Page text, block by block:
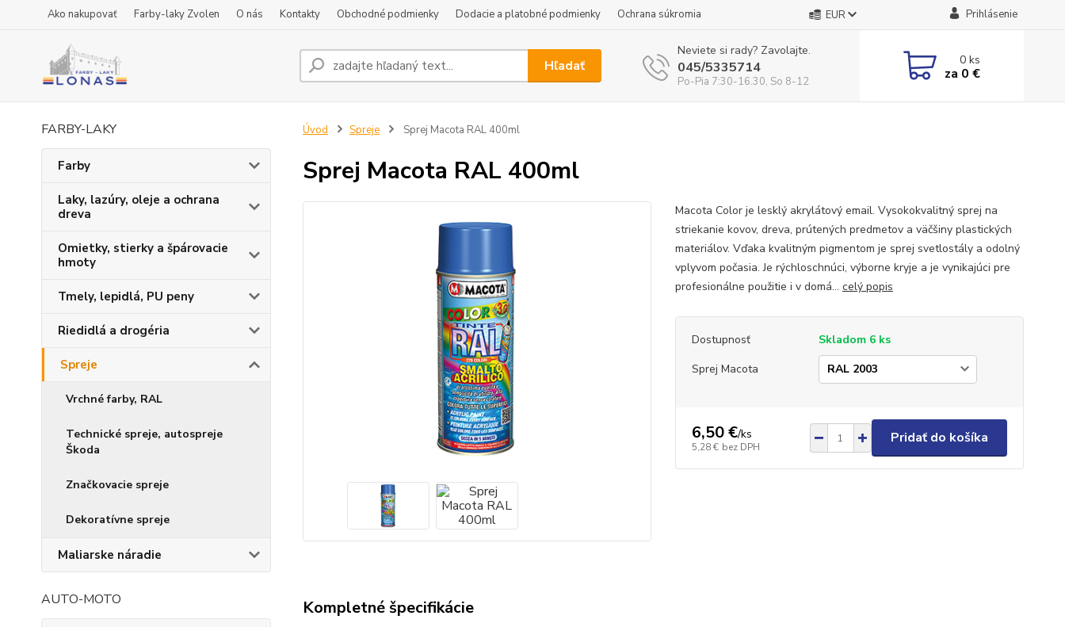
Ako nakupovať Farby-laky Zvolen O nás Kontakty Obchodné podmienky Dodacie a platobné podmienky Ochrana súkromia EUR Prihlásenie
Hľadať
Neviete si rady? Zavolajte.
045/5335714
Po-Pia 7:30-16.30, So 8-12
0ks
za 0 €
FARBY-LAKY
Farby
Laky, lazúry, oleje a ochrana
dreva
Omietky, stierky a špárovacie
hmoty
Tmely, lepidlá, PU peny
Riedidlá a drogéria
Spreje
Vrchné farby, RAL
Technické spreje, autospreje
Škoda
Značkovacie spreje
Dekoratívne spreje
Maliarske náradie
AUTO-MOTO
Úvod Spreje Sprej Macota RAL 400ml
Sprej Macota RAL 400ml
Macota Color je lesklý akrylátový email. Vysokokvalitný sprej na
striekanie kovov, dreva, prútených predmetov a väčšiny plastických
materiálov. Vďaka kvalitným pigmentom je sprej svetlostály a odolný
vplyvom počasia. Je rýchloschnúci, výborne kryje a je vynikajúci pre
profesionálne použitie i v domá... celý popis
Dostupnosť
Skladom 6 ks
Sprej Macota
6,50 €/ks
5,28 € bez DPH
Pridať do košíka
Kompletné špecifikácie